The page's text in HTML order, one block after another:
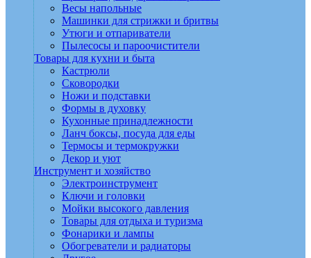
Весы напольные
Машинки для стрижки и бритвы
Утюги и отпариватели
Пылесосы и пароочистители
Товары для кухни и быта
Кастрюли
Сковородки
Ножи и подставки
Формы в духовку
Кухонные принадлежности
Ланч боксы, посуда для еды
Термосы и термокружки
Декор и уют
Инструмент и хозяйство
Электроинструмент
Ключи и головки
Мойки высокого давления
Товары для отдыха и туризма
Фонарики и лампы
Обогреватели и радиаторы